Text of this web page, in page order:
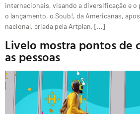
internacionais, visando a diversificação e o
o lançamento, o Soub!, da Americanas,
nacional, criada pela Artplan, […]
Livelo mostra pontos de
as pessoas